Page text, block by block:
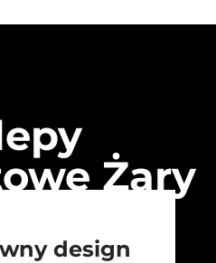
Żary
design